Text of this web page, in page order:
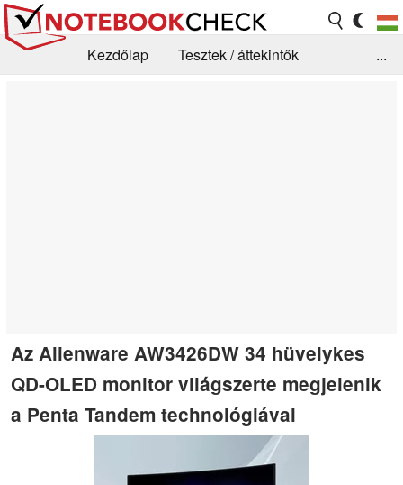
Kezdőlap
Tesztek / áttekintők
...
Az Alienware AW3426DW 34 hüvelykes
QD-OLED monitor világszerte megjelenik
a Penta Tandem technológiával